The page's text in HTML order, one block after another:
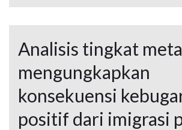
Analisis tingkat
mengungkapkan
konsekuensi
positif dari imigrasi